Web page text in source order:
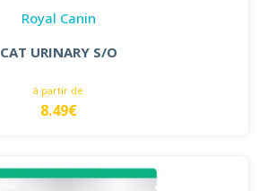
Royal Canin
CAT URINARY S/O
à partir de
8.49€